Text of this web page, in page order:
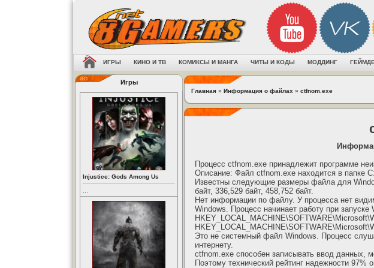
ИГРЫ КИНО И ТВ КОМИКСЫ И МАНГА ЧИТЫ И КОДЫ МОДДИНГ
Игры
Injustice: Gods Among Us
Главная » Информация о файлах » ctfnom.exe
Процесс ctfnom.exe принадлежит программе
Описание: Файл ctfnom.exe находится в папке
Известны следующие размеры файла для
байт, 336,529 байт, 458,752 байт.
Нет информации по файлу. У процесса нет
Windows. Процесс начинает работу при
Это не системный файл Windows. Процесс
интернету.
ctfnom.exe способен записывать ввод данных,
Поэтому технический рейтинг надежности 97%